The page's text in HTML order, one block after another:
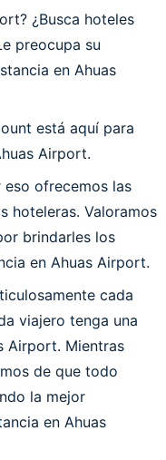
¿Busca hoteles
preocupa su
en Ahuas
está aquí para
Airport.
eso ofrecemos las
hoteleras. Valoramos
brindarles los
en Ahuas Airport.
cada
viajero tenga una
Airport. Mientras
de que todo
la mejor
en Ahuas